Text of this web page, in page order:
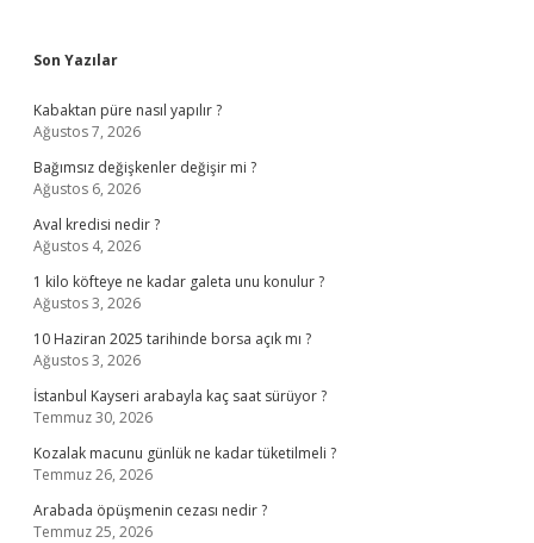
Sidebar
Son Yazılar
Kabaktan püre nasıl yapılır ?
Ağustos 7, 2026
Bağımsız değişkenler değişir mi ?
Ağustos 6, 2026
Aval kredisi nedir ?
Ağustos 4, 2026
1 kilo köfteye ne kadar galeta unu konulur ?
Ağustos 3, 2026
10 Haziran 2025 tarihinde borsa açık mı ?
Ağustos 3, 2026
İstanbul Kayseri arabayla kaç saat sürüyor ?
Temmuz 30, 2026
Kozalak macunu günlük ne kadar tüketilmeli ?
Temmuz 26, 2026
Arabada öpüşmenin cezası nedir ?
Temmuz 25, 2026